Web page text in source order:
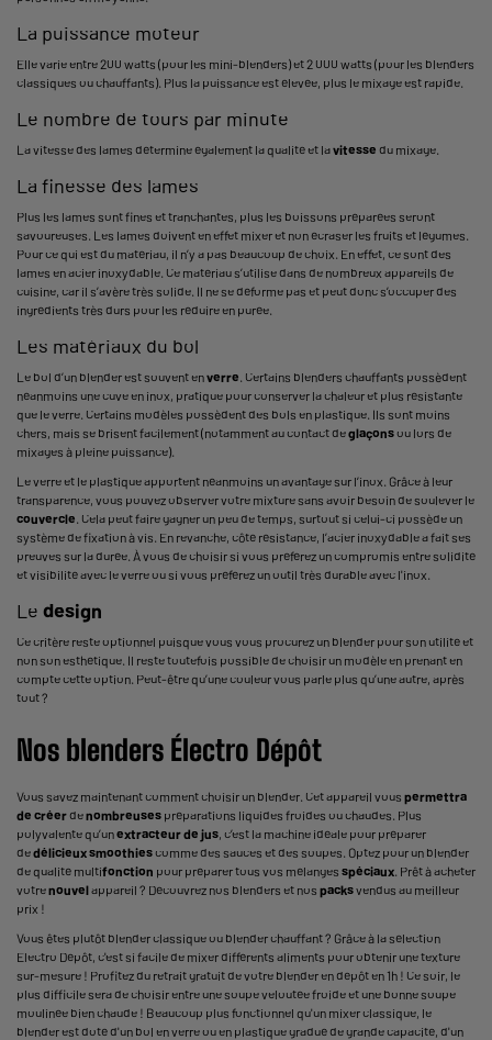
La puissance moteur
Elle varie entre 200 watts (pour les mini-blenders) et 2 000 watts (pour les blenders
classiques ou chauffants). Plus la puissance est élevée, plus le mixage est rapide.
Le nombre de tours par minute
La vitesse des lames détermine également la qualité et lavitesse du mixage.
La finesse des lames
Plus les lames sont fines et tranchantes, plus les boissons préparées seront
savoureuses. Les lames doivent en effet mixer et non écraser les fruits et légumes.
Pour ce qui est du matériau, il n’y a pas beaucoup de choix. En effet, ce sont des
lames en acier inoxydable. Ce matériau s’utilise dans de nombreux appareils de
cuisine, car il s’avère très solide. Il ne se déforme pas et peut donc s’occuper des
ingrédients très durs pour les réduire en purée.
Les matériaux du bol
Le bol d’un blender est souvent enverre . Certains blenders chauffants possèdent
néanmoins une cuve en inox, pratique pour conserver la chaleur et plus résistante
que le verre. Certains modèles possèdent des bols en plastique. Ils sont moins
chers, mais se brisent facilement (notamment au contact deglaçonsou lors de
mixages à pleine puissance).
Le verre et le plastique apportent néanmoins un avantage sur l’inox. Grâce à leur
transparence, vous pouvez observer votre mixture sans avoir besoin de soulever le
couvercle . Cela peut faire gagner un peu de temps, surtout si celui-ci possède un
système de fixation à vis. En revanche, côté résistance, l’acier inoxydable a fait ses
preuves sur la durée. À vous de choisir si vous préférez un compromis entre solidité
et visibilité avec le verre ou si vous préférez un outil très durable avec l'inox.
Le design
Ce critère reste optionnel puisque vous vous procurez un blender pour son utilité et
non son esthétique. Il reste toutefois possible de choisir un modèle en prenant en
compte cette option. Peut-être qu’une couleur vous parle plus qu’une autre, après
tout ?
Nos blenders Électro Dépôt
Vous savez maintenant comment choisir un blender. Cet appareil vous permettra
de créerdenombreuses préparations liquides froides ou chaudes. Plus
polyvalente qu’unextracteur de jus , c’est la machine idéale pour préparer
dedélicieux smoothiescomme des sauces et des soupes. Optez pour un blender
de qualité multifonction pour préparer tous vos mélanges spéciaux . Prêt à acheter
votrenouvelappareil ? Découvrez nos blenders et nos packsvendus au meilleur
prix !
Vous êtes plutôt blender classique ou blender chauffant ? Grâce à la sélection
Electro Dépôt, c'est si facile de mixer différents aliments pour obtenir une texture
sur-mesure ! Profitez du retrait gratuit de votre blender en dépôt en 1h ! Ce soir, le
plus difficile sera de choisir entre une soupe veloutée froide et une bonne soupe
moulinée bien chaude ! Beaucoup plus fonctionnel qu'un mixer classique, le
blender est doté d'un bol en verre ou en plastique gradué de grande capacité, d'un